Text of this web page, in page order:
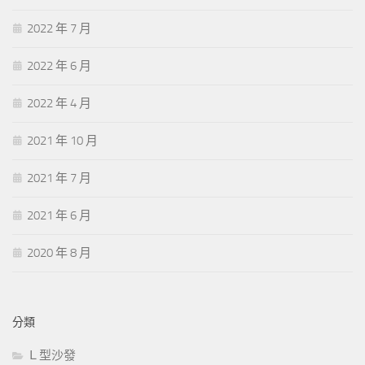
2022 年 7 月
2022 年 6 月
2022 年 4 月
2021 年 10 月
2021 年 7 月
2021 年 6 月
2020 年 8 月
分類
Ｌ型沙發